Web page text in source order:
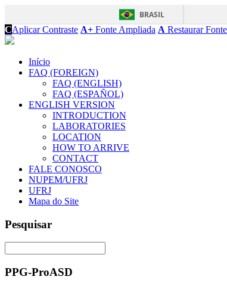
BRASIL
CAplicar Contraste A+ Fonte Ampliada A Restaurar Fonte
Início
FAQ (FOREIGN)
FAQ (ENGLISH)
FAQ (ESPAÑOL)
ENGLISH VERSION
INTRODUCTION
LABORATORIES
LOCATION
HOW TO ARRIVE
CONTACT
FALE CONOSCO
NUPEM/UFRJ
UFRJ
Mapa do Site
Pesquisar
PPG-ProASD